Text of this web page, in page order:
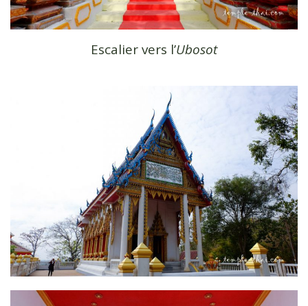
Escalier vers l’Ubosot